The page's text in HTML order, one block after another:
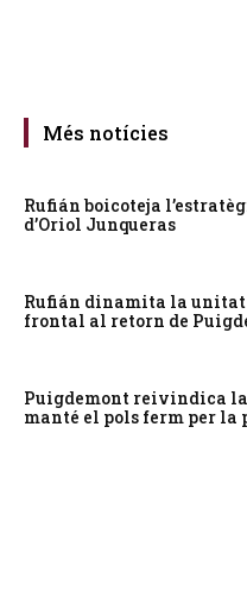
Més notícies
Rufián boicoteja
d’Oriol Junqueras
Rufián dinamita la
frontal al retorn de
Puigdemont reivindica
manté el pols ferm per